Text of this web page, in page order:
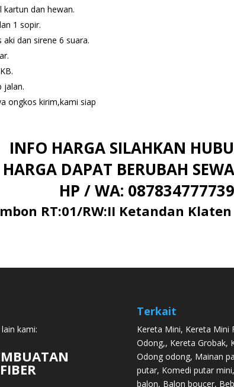
kartun dan hewan.
1 sopir.
dan sirene 6 suara.
jalan.
ongkos kirim,kami siap
INFO HARGA SILAHKAN
HARGA DAPAT BERUBAH
HP / WA: 087834777739
RT:01/RW:II Ketandan
kami:
Terkait
Kereta Mini, Kereta Mini
Odong,, Kereta Grobak,
Odong odong, Mainan
putar, Komedi putar mini,
balon, Balon boucer,